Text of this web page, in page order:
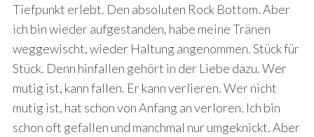
Tiefpunkt erlebt. Den absoluten Rock Bottom. Aber
ich bin wieder aufgestanden, habe meine Tränen
weggewischt, wieder Haltung angenommen. Stück für
Stück. Denn hinfallen gehört in der Liebe dazu. Wer
mutig ist, kann fallen. Er kann verlieren. Wer nicht
mutig ist, hat schon von Anfang an verloren. Ich bin
schon oft gefallen und manchmal nur umgeknickt. Aber